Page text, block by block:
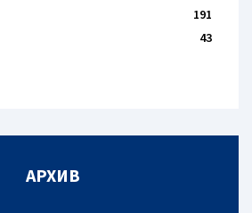
191
43
АРХИВ